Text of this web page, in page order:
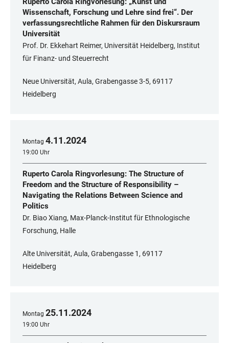
Wissenschaft, Forschung und Lehre sind frei“. Der
verfassungsrechtliche Rahmen für den Diskursraum
Universität
Prof. Dr. Ekkehart Reimer, Universität Heidelberg, Institut
für Finanz- und Steuerrecht
Neue Universität, Aula, Grabengasse 3-5, 69117
Heidelberg
Montag 4.11.2024
19:00 Uhr
Ruperto Carola Ringvorlesung: The Structure of
Freedom and the Structure of Responsibility –
Navigating the Relations Between Science and
Politics
Dr. Biao Xiang, Max-Planck-Institut für Ethnologische
Forschung, Halle
Alte Universität, Aula, Grabengasse 1, 69117
Heidelberg
Montag 25.11.2024
19:00 Uhr